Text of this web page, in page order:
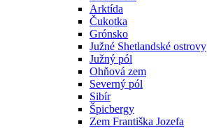
Arktída
Čukotka
Grónsko
Južné Shetlandské ostrovy
Južný pól
Ohňová zem
Severný pól
Sibír
Špicbergy
Zem Františka Jozefa